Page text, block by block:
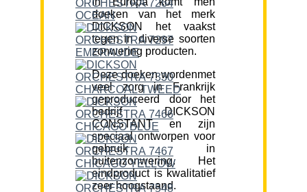
doeken van het merk
DICKSON het vaakst
tegen in diverse soorten
zonwering producten.
Deze doeken wordenmet
veel zorg in Frankrijk
geproduceerd door het
bedrijf DICKSON
CONSTANT en zijn
speciaal ontworpen voor
gebruik in
buitenzonwering. Het
eindproduct is kwalitatief
zeer hoogstaand.